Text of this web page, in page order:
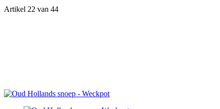
Artikel 22 van 44